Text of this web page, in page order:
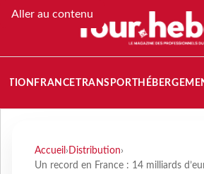
Aller au contenu
FRANCETRANSPORT
Accueil › Distribution›
Un record en France : 14 milliards